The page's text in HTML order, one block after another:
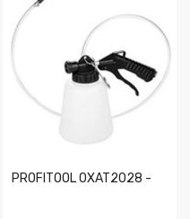
PROFITOOL 0XAT2028 -